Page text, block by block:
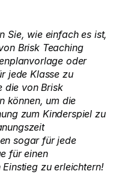
Sie, wie einfach es ist,
Brisk Teaching
oder
jede Klasse zu
die von Brisk
können, um die
zum Kinderspiel zu
sogar für jede
für einen
zu erleichtern!